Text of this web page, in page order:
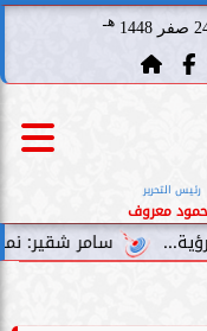
1448 هـ
رئيس التحرير
معروف
سامر شقير: نمو صناديق